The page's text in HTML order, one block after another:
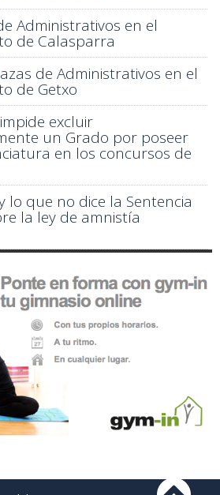
Administrativos en el
de Calasparra
de Administrativos en el
de Getxo
excluir
un Grado por poseer
en los concursos de
lo que no dice la Sentencia
la ley de amnistía